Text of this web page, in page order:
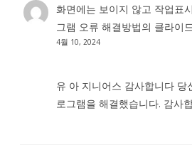
화면에는 보이지 않고 작업표
그램 오류 해결방법의 클라이
4월 10, 2024
유 아 지니어스 감사합니다 당
로그램을 해결했습니다. 감사